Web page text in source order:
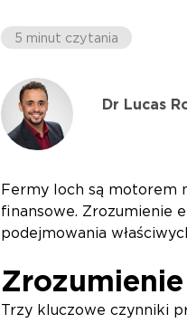
5 minut czytania
Dr Lucas
Fermy loch są motorem
finansowe. Zrozumienie
podejmowania
Trzy kluczowe czynniki